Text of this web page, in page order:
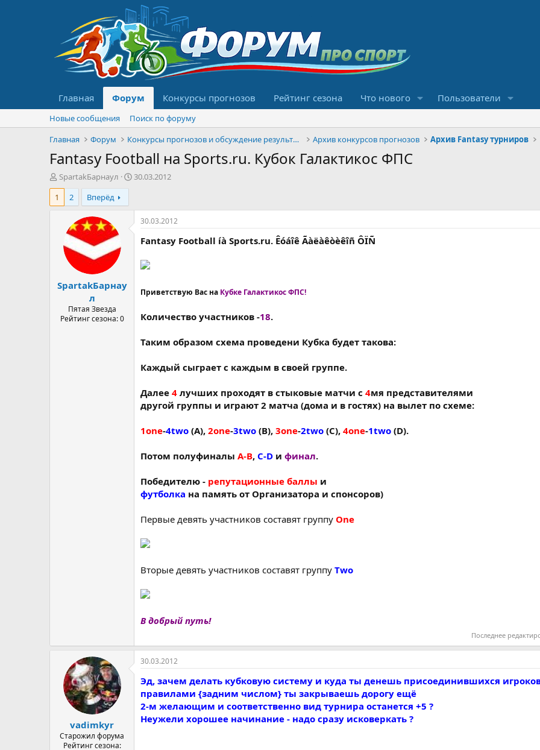
Главная Форум Конкурсы прогнозов Рейтинг сезона Что нового Пользователи
Новые сообщения
Поиск по форуму
Главная
Форум Конкурсы прогнозов и обсуждение результатов Архив конкурсов прогнозов Архив Fantasy турниров
Fantasy Football на Sports.ru. Кубок Галактикос ФПС
А
в
о
м
SpartakБарнаул
Д
а
а
30.03.2012
1
2 Вперёд
SpartakБарнау
л
Пятая Звезда
Рейтинг сезона: 0
30.03.2012
Fantasy Football íà Sports.ru. Êóáîê Ãàëàêòèêîñ ÔÏÑ
Приветствую Вас на Кубке Галактикос ФПС!
Количество участников -18.
Таким образом схема проведени Кубка будет такова:
Каждый сыграет с каждым в своей группе.
Далее 4 лучших проходят в стыковые матчи с 4мя представителями
другой группы и играют 2 матча (дома и в гостях) на вылет по схеме:
1one-4two (А), 2one-3two (B), 3one-2two (C), 4one-1two (D).
Потом полуфиналы A-B, C-D и финал.
Победителю - репутационные баллы и
футболка на память от Организатора и спонсоров)
Первые девять участников составят группу One
Вторые девять участников составят группу Two
В добрый путь!
Последнее
vadimkyr
Старожил форума
Рейтинг сезона:
30.03.2012
Эд, зачем делать кубковую систему и куда ты денешь присоединившихся
правилами {задним числом} ты закрываешь дорогу ещё
2-м желающим и соответственно вид турнира останется +5 ?
Неужели хорошее начинание - надо сразу исковеркать ?